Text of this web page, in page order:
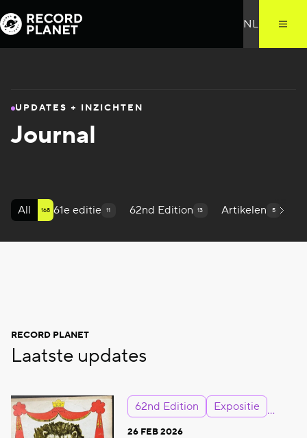
UPDATES + INZICHTEN
Journal
All 168 61e editie 11 62nd Edition 13 Artikelen 5
RECORD PLANET
Laatste updates
62nd Edition Expositie
26 FEB 2026